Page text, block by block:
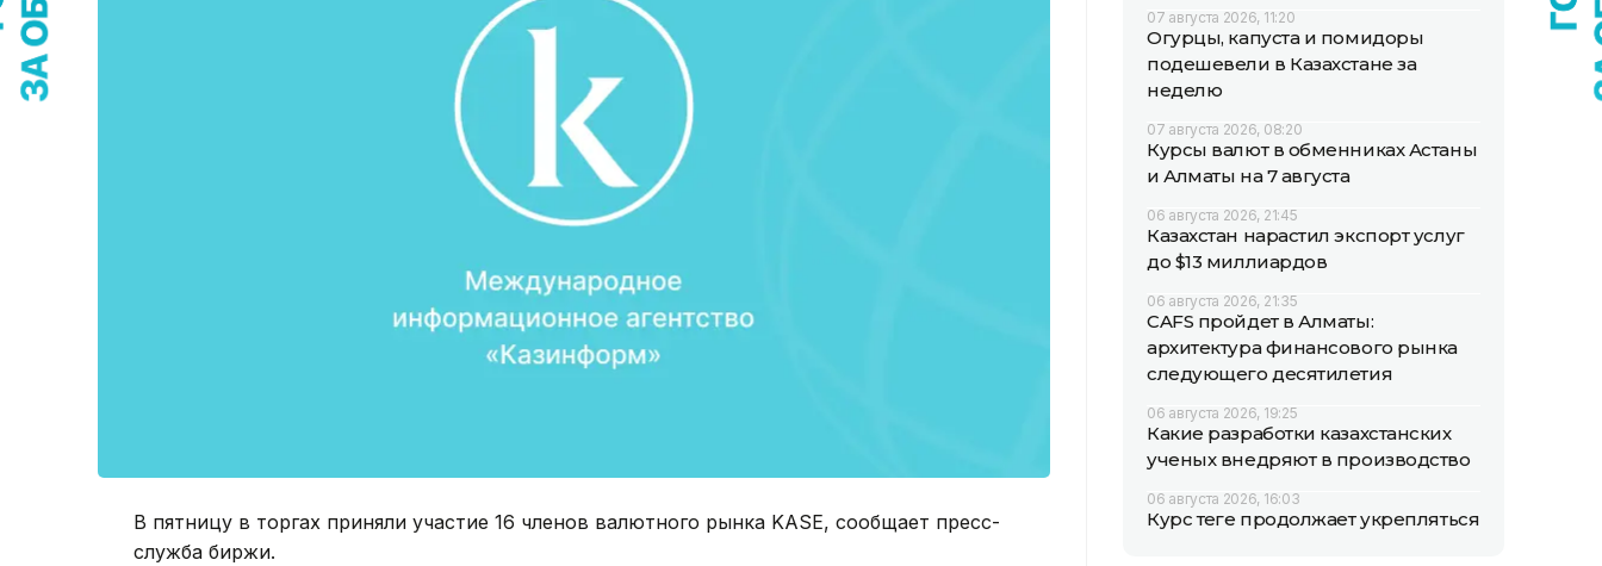
В пятницу в торгах приняли участие 16 членов валютного рынка KASE, сообщает пресс-
служба биржи.
07 августа 2026, 11:20
Огурцы, капуста и помидоры
подешевели в Казахстане за
неделю
07 августа 2026, 08:20
Курсы валют в обменниках Астаны
и Алматы на 7 августа
06 августа 2026, 21:45
Казахстан нарастил экспорт услуг
до $13 миллиардов
06 августа 2026, 21:35
CAFS пройдет в Алматы:
архитектура финансового рынка
следующего десятилетия
06 августа 2026, 19:25
Какие разработки казахстанских
ученых внедряют в производство
06 августа 2026, 16:03
Курс теңге продолжает укрепляться